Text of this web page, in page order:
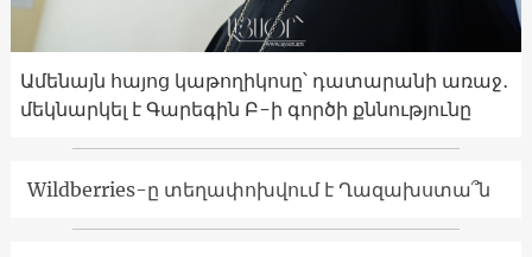
Ամենայն հայոց կաթողիկոսը՝ դատարանի առաջ․
մեկնարկել է Գարեգին Բ-ի գործի քննությունը
Wildberries-ը տեղափոխվում է Ղազախստա՞ն